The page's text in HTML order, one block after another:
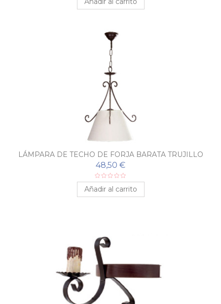
LÁMPARA DE TECHO DE FORJA BARATA TRUJILLO
48,50 €
Añadir al carrito